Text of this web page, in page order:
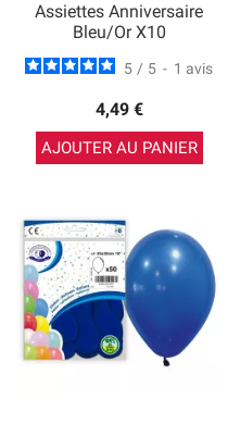
Assiettes Anniversaire
Bleu/Or X10
5 / 5 - 1 avis
4,49 €
AJOUTER AU PANIER